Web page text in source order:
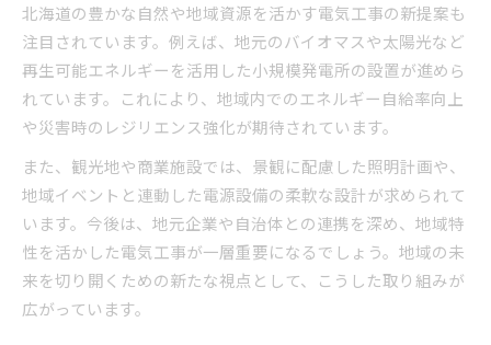
北海道の豊かな自然や地域資源を活かす電気工事の新提案も
注目されています。例えば、地元のバイオマスや太陽光など
再生可能エネルギーを活用した小規模発電所の設置が進めら
れています。これにより、地域内でのエネルギー自給率向上
や災害時のレジリエンス強化が期待されています。
また、観光地や商業施設では、景観に配慮した照明計画や、
地域イベントと連動した電源設備の柔軟な設計が求められて
います。今後は、地元企業や自治体との連携を深め、地域特
性を活かした電気工事が一層重要になるでしょう。地域の未
来を切り開くための新たな視点として、こうした取り組みが
広がっています。